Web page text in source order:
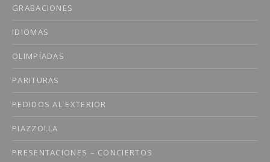
GRABACIONES
IDIOMAS
OLIMPÍADAS
PARITURAS
PEDIDOS AL EXTERIOR
PIAZZOLLA
PRESENTACIONES – CONCIERTOS